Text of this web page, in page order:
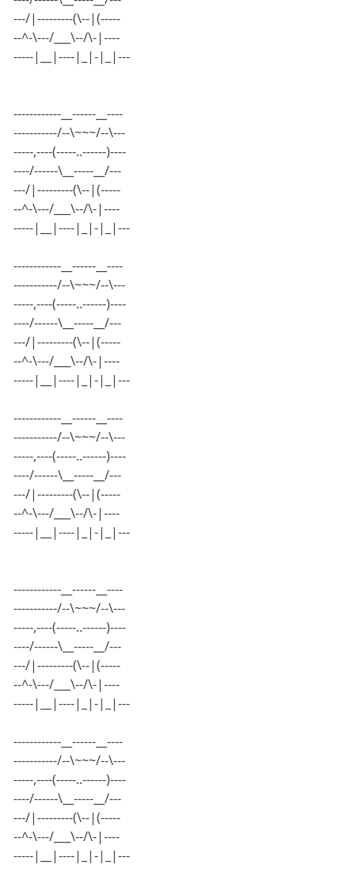
---/|---------(\--|(-----
--^-\---/___\--/\-|----
-----|__|----|_|-|_|---
------------__------__----
-----------/--\~~~/--\---
-----,----(-----..------)----
----/------\__-----__/---
---/|---------(\--|(-----
--^-\---/___\--/\-|----
-----|__|----|_|-|_|---
------------__------__----
-----------/--\~~~/--\---
-----,----(-----..------)----
----/------\__-----__/---
---/|---------(\--|(-----
--^-\---/___\--/\-|----
-----|__|----|_|-|_|---
------------__------__----
-----------/--\~~~/--\---
-----,----(-----..------)----
----/------\__-----__/---
---/|---------(\--|(-----
--^-\---/___\--/\-|----
-----|__|----|_|-|_|---
------------__------__----
-----------/--\~~~/--\---
-----,----(-----..------)----
----/------\__-----__/---
---/|---------(\--|(-----
--^-\---/___\--/\-|----
-----|__|----|_|-|_|---
------------__------__----
-----------/--\~~~/--\---
-----,----(-----..------)----
----/------\__-----__/---
---/|---------(\--|(-----
--^-\---/___\--/\-|----
-----|__|----|_|-|_|---